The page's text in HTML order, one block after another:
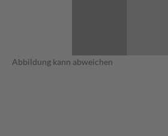
Abbildung kann abweichen